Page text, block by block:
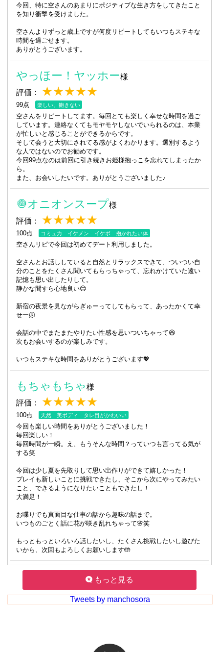
今回、特に空さんのあまりにポジティブな生き方をしてきたこと
を知り衝撃を受けました。
空さんよりずっと歳上ですが何度リピートしてもいつもステキな
時間を過ごせます。
ありがとうございます。
やっほー！ヤッホー様
評価： ★★★★★
99点 楽しい、飽きない
空さんをリピートしてます。毎回とても楽しく幸せな時間を過ご
しています。連絡なくてもモヤモヤしないでいられるのは、本業
が忙しいと感じることができるからです。
そして会うと大切にされてる感がよくわかります。選別するよう
な人ではないのでお勧めです。
今回99点なのは前回に引き続きお姫様抱っこを忘れてしまったか
ら。
また、お会いしたいです。ありがとうございました♪
🧅オニオンスープ様
評価： ★★★★★
100点 コミュ力 イケメン イケボ 抱かれたい体
空さんリピで今回は初めてデート利用しました。
空さんとお話ししていると自然とリラックスできて、ついつい自
分のことをたくさん聞いてもらっちゃって、忘れかけていた遠い
記憶も思い出したりして。
静かな間すら心地良い😌
新宿の夜景を見ながらぎゅーってしてもらって、あったかくて幸
せー🫠
会話の中でまたまたやりたい性感を思いついちゃって😆
次もお会いするのが楽しみです。
いつもステキな時間をありがとうございます💖
もちゃもちゃ様
評価： ★★★★★
100点 天然 美ボディ タレ目がかわいい
今回も楽しい時間をありがとうございました！
毎回楽しい！
毎回時間が一瞬。え、もうそんな時間？っていつも言ってる気が
する笑
今回は少し夏を先取りして思い出作りができて嬉しかった！
プレイも新しいことに挑戦できたし、そこから次にやってみたい
こと、できるようになりたいこともできたし！
大満足！
お喋りでも真面目な仕事の話から趣味の話まで。
いつものごとく話に花が咲き乱れちゃって🌸笑
もっともっといろいろ話したいし、たくさん挑戦したいし遊びた
いから、次回もよろしくお願いします🤲
もっと見る
Tweets by manchosora